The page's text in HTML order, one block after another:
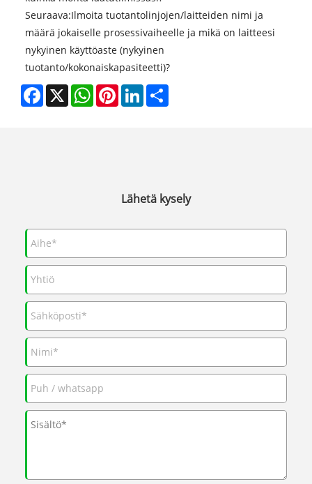
Seuraava:Ilmoita tuotantolinjojen/laitteiden nimi ja
määrä jokaiselle prosessivaiheelle ja mikä on laitteesi
nykyinen käyttöaste (nykyinen
tuotanto/kokonaiskapasiteetti)?
Facebook
X WhatsAppPinterestLinkedInShare
Lähetä kysely